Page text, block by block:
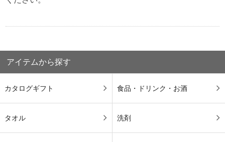
アイテムから探す
カタログギフト 食品・ドリンク・お酒
タオル 洗剤